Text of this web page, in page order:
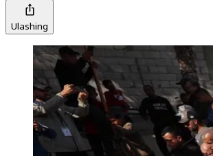
Ulashing